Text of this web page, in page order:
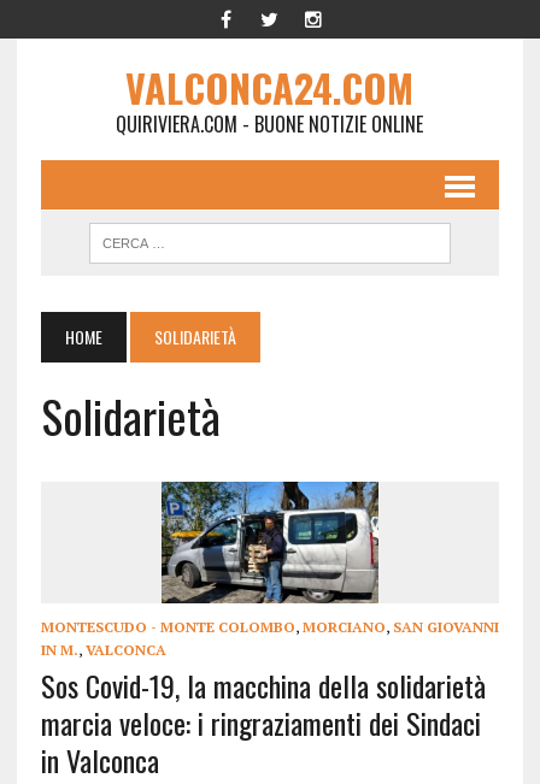
VALCONCA24.COM
QUIRIVIERA.COM - BUONE NOTIZIE ONLINE
HOME SOLIDARIETÀ
Solidarietà
MONTESCUDO - MONTE COLOMBO, MORCIANO, SAN GIOVANNI
IN M., VALCONCA
Sos Covid-19, la macchina della solidarietà
marcia veloce: i ringraziamenti dei Sindaci
in Valconca